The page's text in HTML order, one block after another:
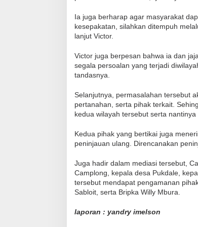
Ia juga berharap agar masyarakat
kesepakatan, silahkan ditempuh
lanjut Victor.
Victor juga berpesan bahwa ia dan
segala persoalan yang terjadi
tandasnya.
Selanjutnya, permasalahan tersebut
pertanahan, serta pihak terkait.
kedua wilayah tersebut serta
Kedua pihak yang bertikai juga
peninjauan ulang. Direncanakan
Juga hadir dalam mediasi tersebut,
Camplong, kepala desa Pukdale,
tersebut mendapat pengamanan
Sabloit, serta Bripka Willy Mbura.
laporan : yandry imelson